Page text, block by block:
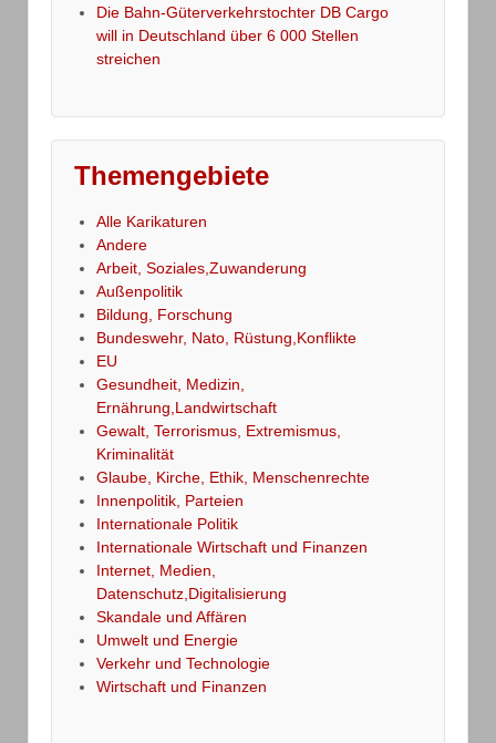
Die Bahn-Güterverkehrstochter DB Cargo
will in Deutschland über 6 000 Stellen
streichen
Themengebiete
Alle Karikaturen
Andere
Arbeit, Soziales,Zuwanderung
Außenpolitik
Bildung, Forschung
Bundeswehr, Nato, Rüstung,Konflikte
EU
Gesundheit, Medizin,
Ernährung,Landwirtschaft
Gewalt, Terrorismus, Extremismus,
Kriminalität
Glaube, Kirche, Ethik, Menschenrechte
Innenpolitik, Parteien
Internationale Politik
Internationale Wirtschaft und Finanzen
Internet, Medien,
Datenschutz,Digitalisierung
Skandale und Affären
Umwelt und Energie
Verkehr und Technologie
Wirtschaft und Finanzen